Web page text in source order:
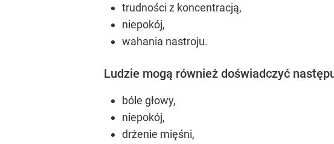
trudności z koncentracją,
niepokój,
wahania nastroju.
Ludzie mogą również doświadczyć
bóle głowy,
niepokój,
drżenie mięśni,